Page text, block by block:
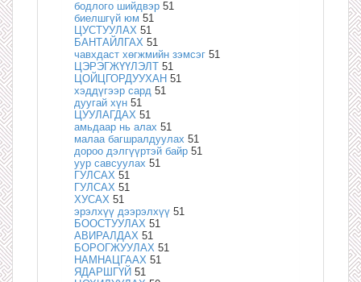
бодлого шийдвэр 51
биелшгүй юм 51
ЦУСТУУЛАХ 51
БАНТАЙЛГАХ 51
чавхдаст хөгжмийн зэмсэг 51
ЦЭРЭГЖҮҮЛЭЛТ 51
ЦОЙЦГОРДУУХАН 51
хэддүгээр сард 51
дуугай хүн 51
ЦУУЛАГДАХ 51
амьдаар нь алах 51
малаа багшралдуулах 51
дороо дэлгүүртэй байр 51
уур савсуулах 51
ГУЛСАХ 51
ГУЛСАХ 51
ХУСАХ 51
эрэлхүү дээрэлхүү 51
БООСТУУЛАХ 51
АВИРАЛДАХ 51
БОРОГЖУУЛАХ 51
НАМНАЦГААХ 51
ЯДАРШГҮЙ 51